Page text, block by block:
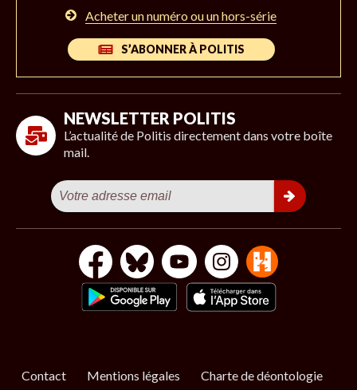
Acheter un numéro ou un hors-série
S’ABONNER À POLITIS
NEWSLETTER POLITIS
L’actualité de Politis directement dans votre boîte
mail.
Contact Mentions légales Charte de déontologie